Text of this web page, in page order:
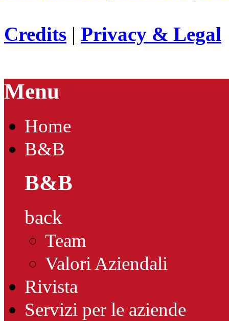
Credits | Privacy & Legal
Menu
Home
B&B
B&B
back
Team
Valori Aziendali
Rivista
Servizi per le aziende